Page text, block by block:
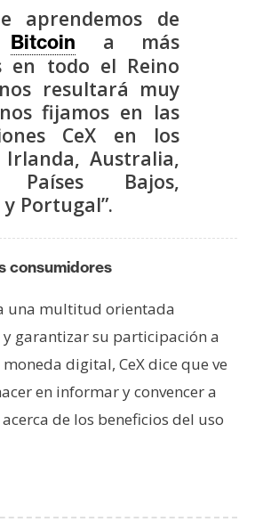
aprendemos de
Bitcoin a más
en todo el Reino
resultará muy
fijamos en las
CeX en los
Irlanda, Australia,
Países Bajos,
y Portugal”.
consumidores
una multitud orientada
garantizar su participación a
digital, CeX dice que ve
en informar y convencer a
de los beneficios del uso